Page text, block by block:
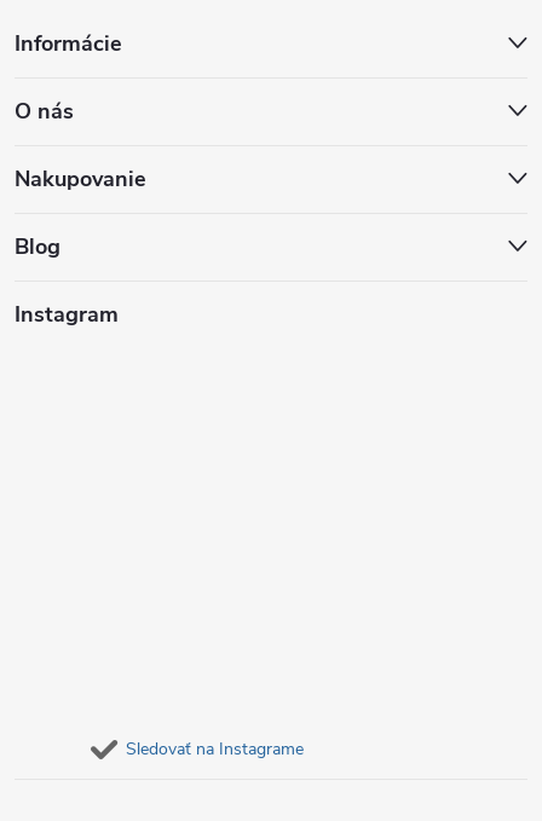
p
ä
Informácie
O nás
Nakupovanie
Blog
Instagram
Sledovať na Instagrame